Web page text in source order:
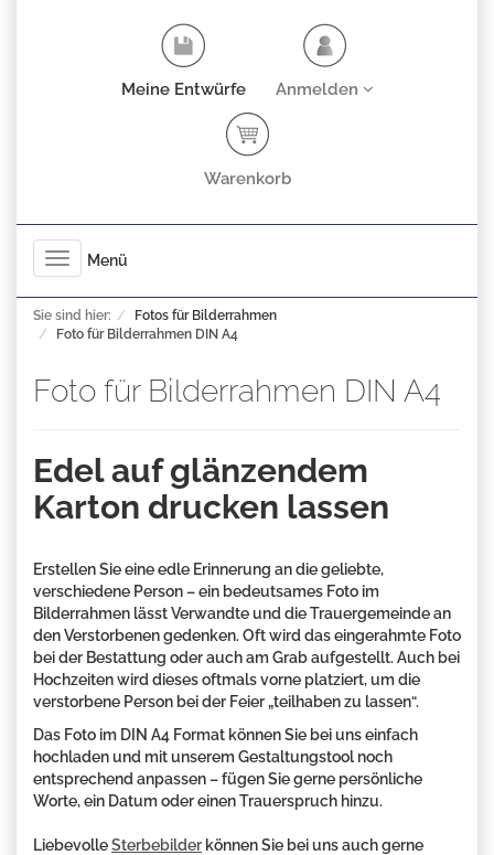
Meine Entwürfe Anmelden
Warenkorb
Toggle
navigation
Menü
Sie sind hier:
Fotos für Bilderrahmen
Foto für Bilderrahmen DIN A4
Foto für Bilderrahmen DIN A4
Edel auf glänzendem
Karton drucken lassen
Erstellen Sie eine edle Erinnerung an die geliebte,
verschiedene Person – ein bedeutsames Foto im
Bilderrahmen lässt Verwandte und die Trauergemeinde an
den Verstorbenen gedenken. Oft wird das eingerahmte Foto
bei der Bestattung oder auch am Grab aufgestellt. Auch bei
Hochzeiten wird dieses oftmals vorne platziert, um die
verstorbene Person bei der Feier „teilhaben zu lassen“.
Das Foto im DIN A4 Format können Sie bei uns einfach
hochladen und mit unserem Gestaltungstool noch
entsprechend anpassen – fügen Sie gerne persönliche
Worte, ein Datum oder einen Trauerspruch hinzu.
LiebevolleSterbebilder können Sie bei uns auch gerne